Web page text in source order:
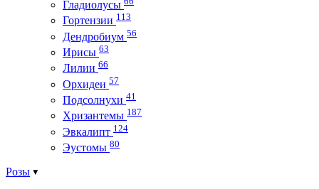
Гладиолусы
Гортензии 113
Дендробиум 56
Ирисы 63
Лилии 66
Орхидеи 57
Подсолнухи 41
Хризантемы 187
Эвкалипт 124
Эустомы 80
Розы